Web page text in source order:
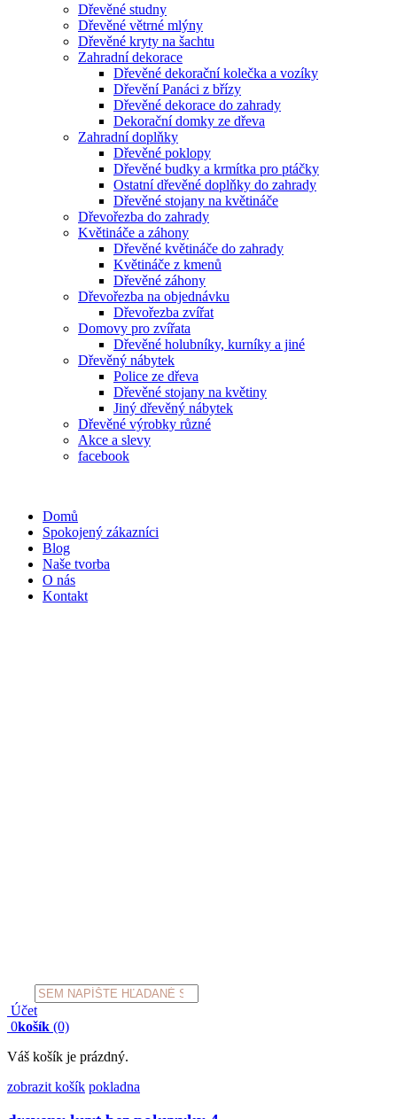
Dřevěné studny
Dřevěné větrné mlýny
Dřevěné kryty na šachtu
Zahradní dekorace
Dřevěné dekorační kolečka a vozíky
Dřevění Panáci z břízy
Dřevěné dekorace do zahrady
Dekorační domky ze dřeva
Zahradní doplňky
Dřevěné poklopy
Dřevěné budky a krmítka pro ptáčky
Ostatní dřevěné doplňky do zahrady
Dřevěné stojany na květináče
Dřevořezba do zahrady
Květináče a záhony
Dřevěné květináče do zahrady
Květináče z kmenů
Dřevěné záhony
Dřevořezba na objednávku
Dřevořezba zvířat
Domovy pro zvířata
Dřevěné holubníky, kurníky a jiné
Dřevěný nábytek
Police ze dřeva
Dřevěné stojany na květiny
Jiný dřevěný nábytek
Dřevěné výrobky různé
Akce a slevy
facebook
Domů
Spokojený zákazníci
Blog
Naše tvorba
O nás
Kontakt
Products
search
Účet
0košík (0)
Váš košík je prázdný.
zobrazit košík pokladna